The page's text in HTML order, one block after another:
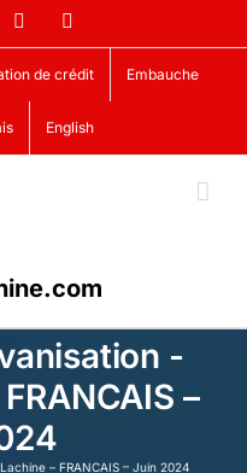
YouTube
de crédit Embauche
English
-
–
– FRANCAIS – Juin 2024